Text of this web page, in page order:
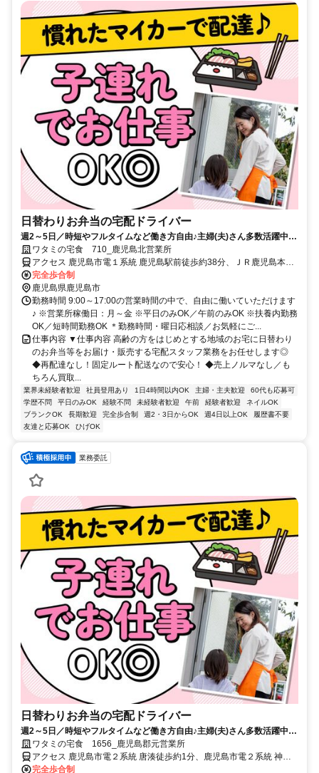
日替わりお弁当の宅配ドライバー
週2～5日／時短やフルタイムなど働き方自由♪主婦(夫)さん多数活躍中！
サポート体制バッチリなのでお子さんの行事でのお休みなども取りやす
い◎
ワタミの宅食 710_鹿児島北営業所
アクセス 鹿児島市電１系統 鹿児島駅前徒歩約38分、ＪＲ鹿児島本線
鹿児島徒歩約38分、ＪＲ日豊本線 鹿児島徒歩約38分
完全歩合制
鹿児島県鹿児島市
勤務時間 9:00～17:00の営業時間の中で、自由に働いていただけます
♪ ※営業所稼働日：月～金 ※平日のみOK／午前のみOK ※扶養内勤務
OK／短時間勤務OK ＊勤務時間・曜日応相談／お気軽にご...
仕事内容 ▼仕事内容 高齢の方をはじめとする地域のお宅に日替わり
のお弁当等をお届け・販売する宅配スタッフ業務をお任せします◎
◆再配達なし！固定ルート配送なので安心！ ◆売上ノルマなし／も
ちろん買取...
業界未経験者歓迎 社員登用あり 1日4時間以内OK 主婦・主夫歓迎
60代も応募可
学歴不問
平日のみOK 経験不問 未経験者歓迎 午前 経験者歓迎
ネイルOK
ブランクOK
長期歓迎 完全歩合制 週2・3日からOK 週4日以上OK
履歴書不要
友達と応募OK
ひげOK
業務委託
日替わりお弁当の宅配ドライバー
週2～5日／時短やフルタイムなど働き方自由♪主婦(夫)さん多数活躍中！
サポート体制バッチリなのでお子さんの行事でのお休みなども取りやす
い◎
ワタミの宅食 1656_鹿児島郡元営業所
アクセス 鹿児島市電２系統 唐湊徒歩約1分、鹿児島市電２系統 神田
（交通局前）徒歩約4分、鹿児島市電２系統 工学部前徒歩約4分
完全歩合制